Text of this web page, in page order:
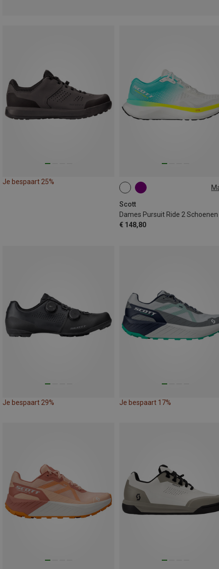
Je bespaart 25%
Scott
Dames Pursuit Ride 2 Schoenen
€ 148,80
37.5
Je bespaart 29% Je bespaart 17%